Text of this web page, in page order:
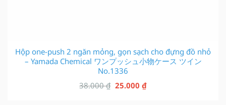
Hộp one-push 2 ngăn mỏng, gọn sạch cho đựng đồ nhỏ
– Yamada Chemical ワンプッシュ小物ケース ツイン
No.1336
38.000₫ Giá
25.000 ₫Giá